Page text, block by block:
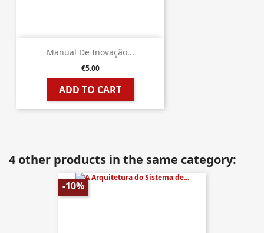
Manual De Inovação...
€5.00
ADD TO CART
4 other products in the same category:
-10%